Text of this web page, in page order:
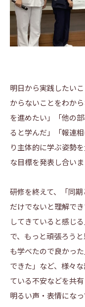
明日から実践したい
からないことをわか
を進めたい」「他の
ると学んだ」「報連
り主体的に学ぶ姿勢
な目標を発表し合いま
研修を終えて、「同
だけでないと理解で
してきていると感じ
で、もっと頑張ろう
も学べたので良かっ
できた」など、様々
ている不安などを共
明るい声・表情になっ